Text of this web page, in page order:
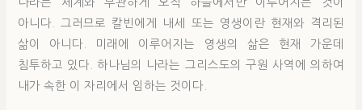
나라는 세계와 무관하게 오직 하늘에서만 이루어지는 것이
아니다. 그러므로 칼빈에게 내세 또는 영생이란 현재와 격리된
삶이 아니다. 미래에 이루어지는 영생의 삶은 현재 가운데
침투하고 있다. 하나님의 나라는 그리스도의 구원 사역에 의하여
내가 속한 이 자리에서 임하는 것이다.